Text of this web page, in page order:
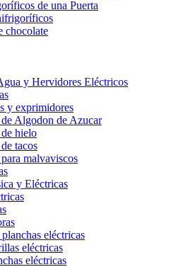
de una Puerta
chocolate
y Hervidores Eléctricos
y exprimidores
Algodon de Azucar
hielo
tacos
malvaviscos
y Eléctricas
eléctricas
eléctricas
eléctricas